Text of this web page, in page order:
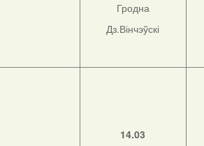
Гродна
Дз.Вінчэўскі
14.03